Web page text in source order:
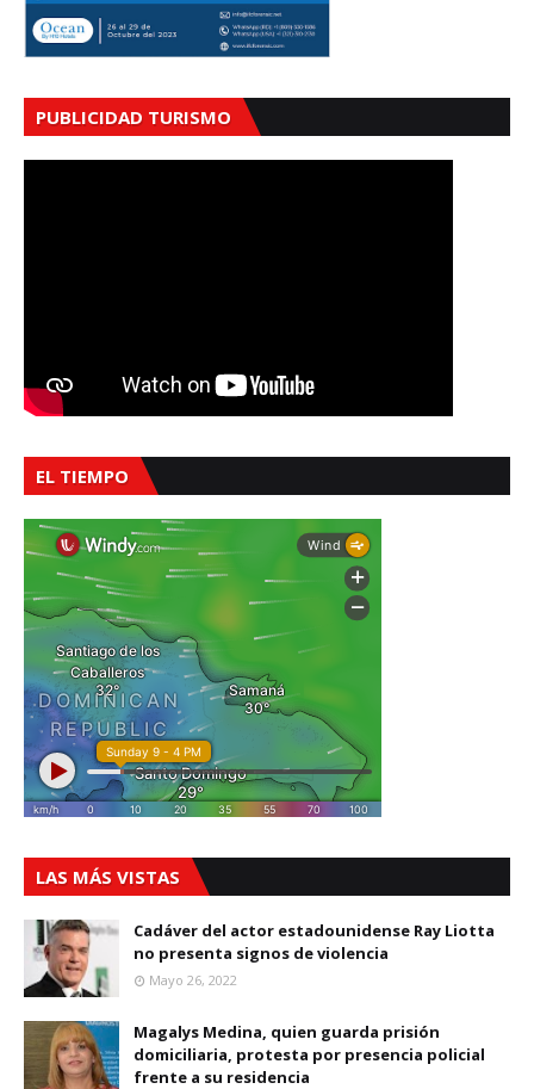
PUBLICIDAD TURISMO
EL TIEMPO
LAS MÁS VISTAS
Cadáver del actor estadounidense Ray Liotta
no presenta signos de violencia
Mayo 26, 2022
Magalys Medina, quien guarda prisión
domiciliaria, protesta por presencia policial
frente a su residencia